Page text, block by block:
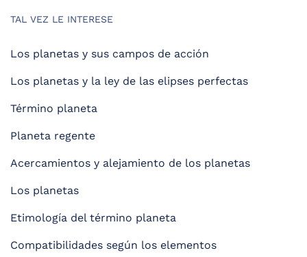
TAL VEZ LE INTERESE
Los planetas y sus campos de acción
Los planetas y la ley de las elipses perfectas
Término planeta
Planeta regente
Acercamientos y alejamiento de los planetas
Los planetas
Etimología del término planeta
Compatibilidades según los elementos